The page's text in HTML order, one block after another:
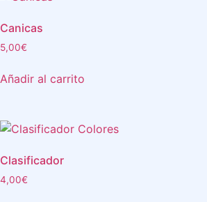
Canicas
5,00€
Añadir al carrito
Clasificador
4,00€